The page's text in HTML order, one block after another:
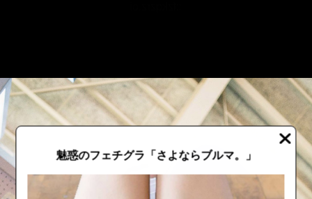
魅惑のフェチグラ「さよならブルマ。」